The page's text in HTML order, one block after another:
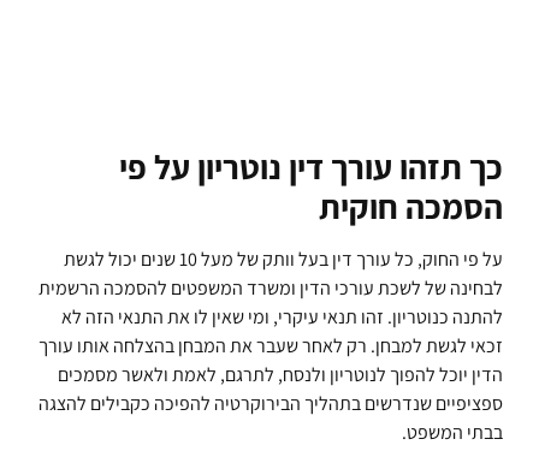
כך תזהו עורך דין נוטריון על פי
הסמכה חוקית
על פי החוק, כל עורך דין בעל וותק של מעל 10 שנים יכול לגשת
לבחינה של לשכת עורכי הדין ומשרד המשפטים להסמכה הרשמית
להתנה כנוטריון. זהו תנאי עיקרי, ומי שאין לו את התנאי הזה לא
זכאי לגשת למבחן. רק לאחר שעבר את המבחן בהצלחה אותו עורך
הדין יוכל להפוך לנוטריון ולנסח, לתרגם, לאמת ולאשר מסמכים
ספציפיים שנדרשים בתהליך הבירוקרטיה להפיכה כקבילים להצגה
בבתי המשפט.